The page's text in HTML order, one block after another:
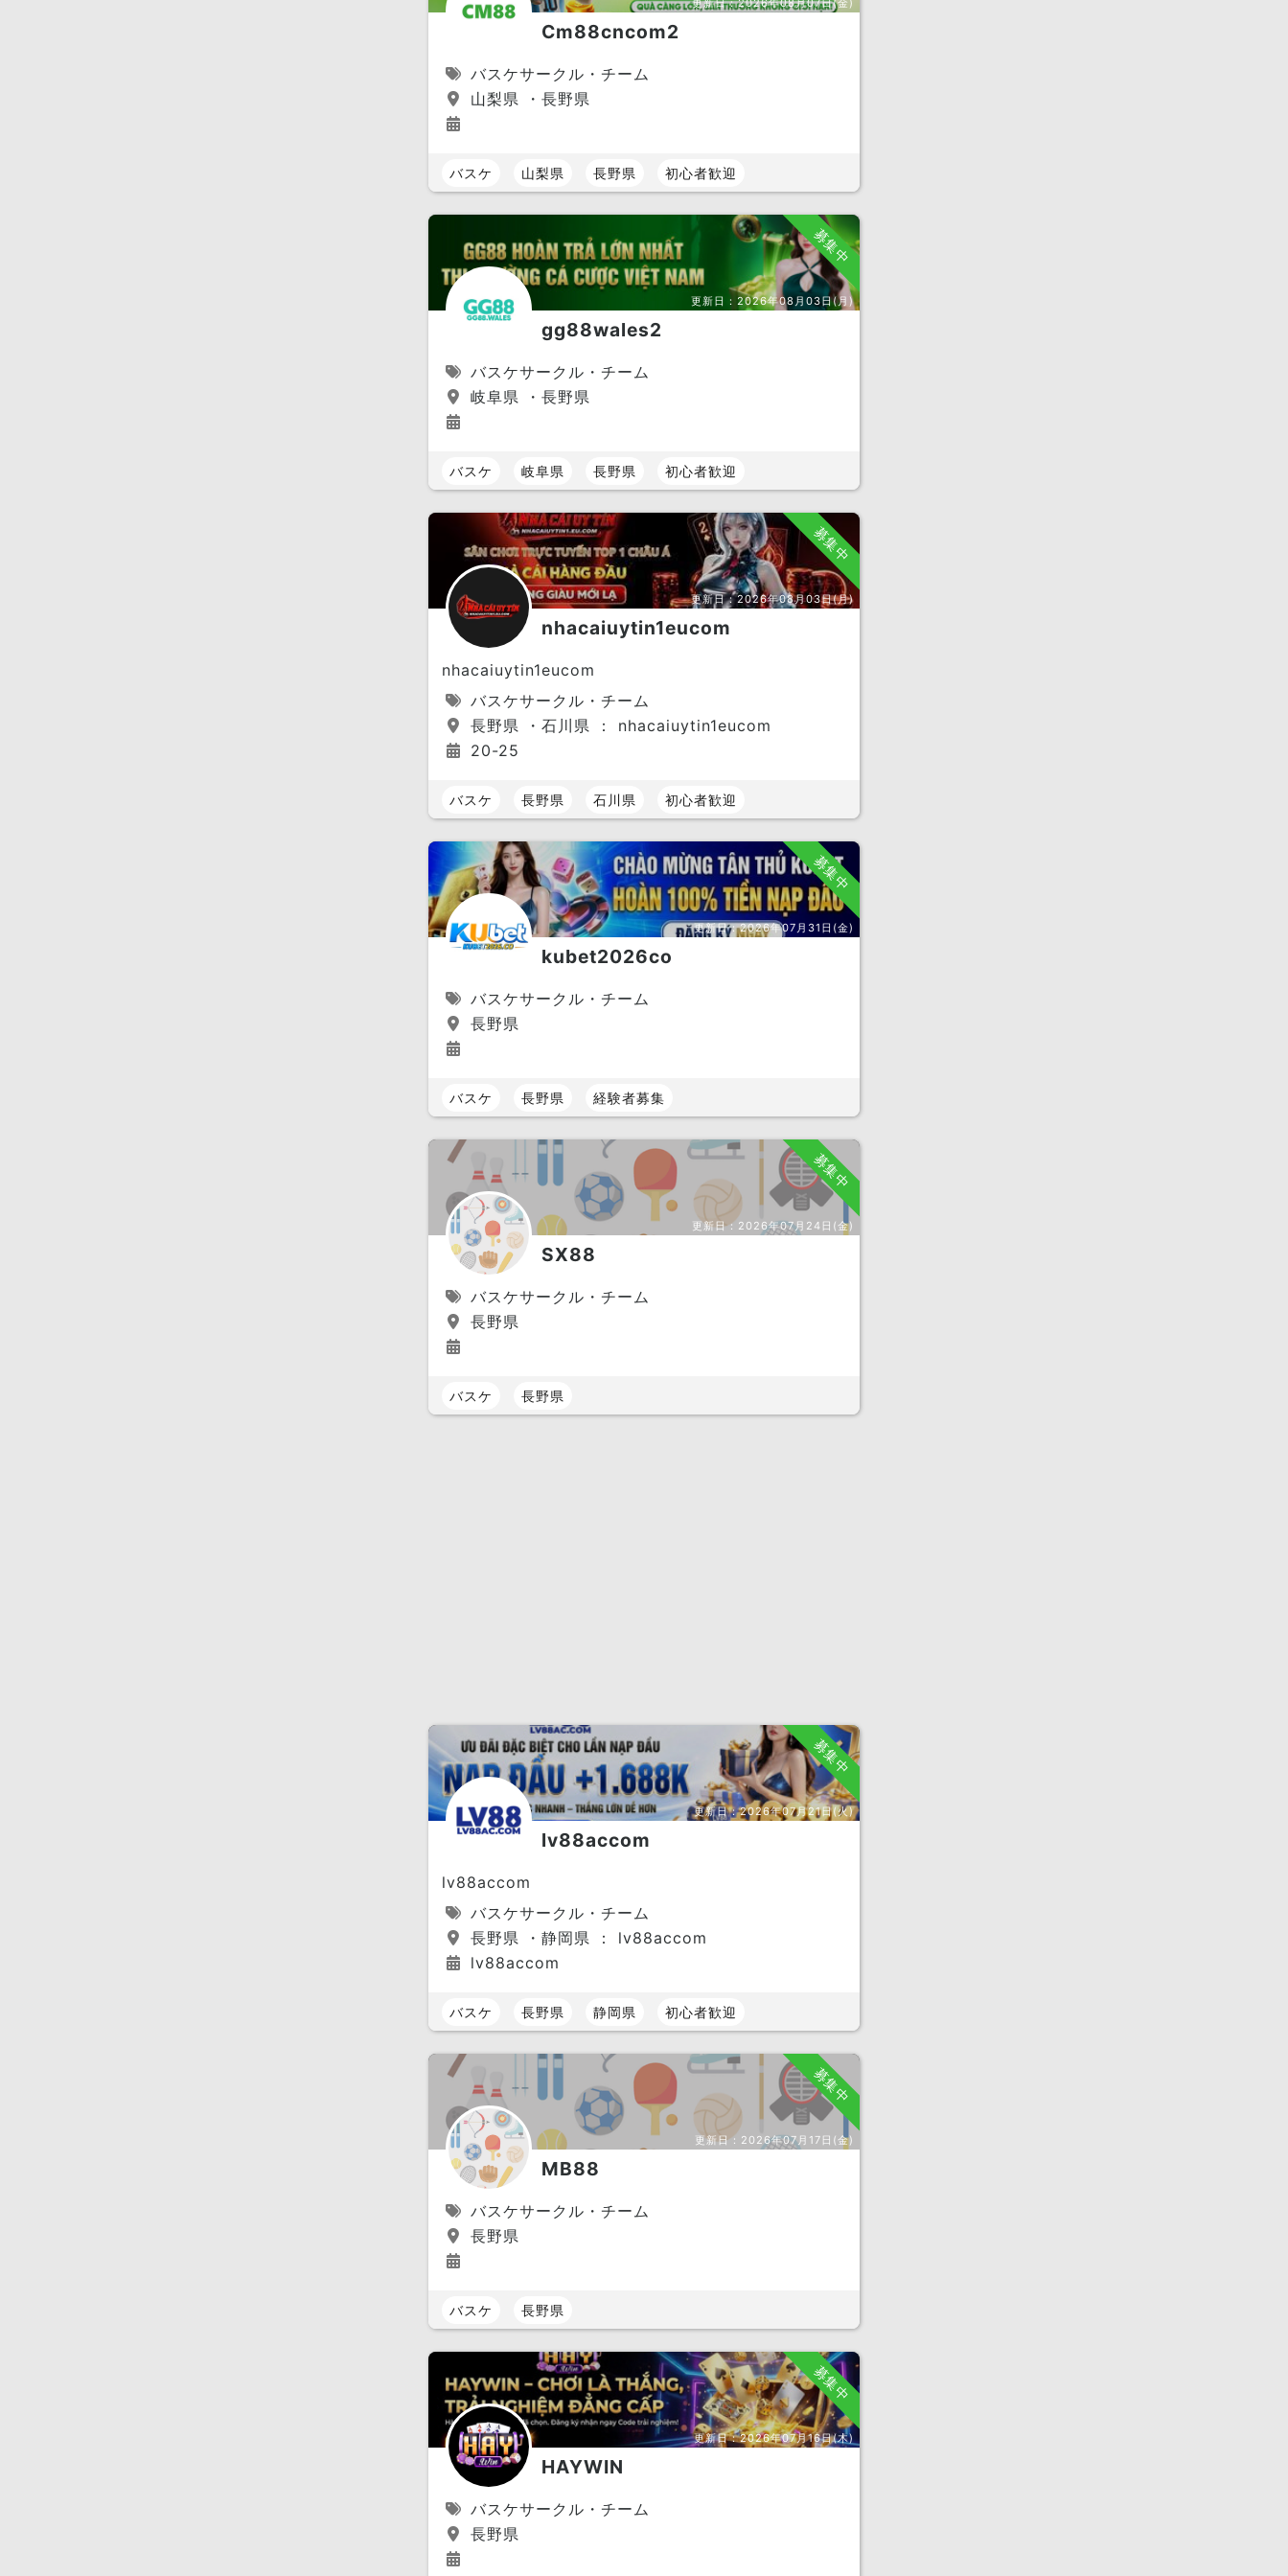
更新日：2026年08月07日(金)
Cm88cncom2
バスケサークル・チーム
山梨県 ・長野県
バスケ 山梨県 長野県 初心者歓迎
募集中
更新日： 2026年08月03日(月)
gg88wales2
バスケサークル・チーム
岐阜県 ・長野県
バスケ 岐阜県 長野県 初心者歓迎
募集中
更新日：2026年08月03日(月)
nhacaiuytin1eucom
nhacaiuytin1eucom
バスケサークル・チーム
長野県 ・石川県 ： nhacaiuytin1eucom
20-25
バスケ 長野県 石川県 初心者歓迎
募集中
更新日：2026年07月31日(金)
kubet2026co
バスケサークル・チーム
長野県
バスケ 長野県 経験者募集
募集中
更新日： 2026年07月24日(金)
SX88
バスケサークル・チーム
長野県
バスケ 長野県
募集中
更新日：2026年07月21日(火)
lv88accom
lv88accom
バスケサークル・チーム
長野県 ・静岡県 ： lv88accom
lv88accom
バスケ 長野県 静岡県 初心者歓迎
募集中
更新日： 2026年07月17日(金)
MB88
バスケサークル・チーム
長野県
バスケ 長野県
募集中
更新日：2026年07月16日(木)
HAYWIN
バスケサークル・チーム
長野県